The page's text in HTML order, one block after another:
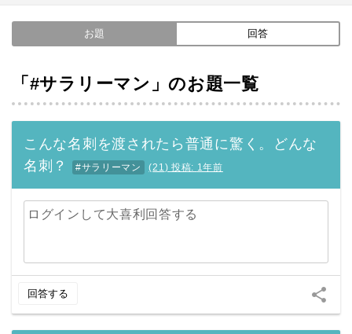
お題 回答
「#サラリーマン」のお題一覧
こんな名刺を渡されたら普通に驚く。どんな
名刺？
#サラリーマン (21) 投稿: 1年前
ログインして大喜利回答する
回答する share